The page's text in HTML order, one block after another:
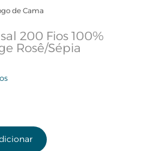
de Cama
200 Fios 100%
Rosê/Sépia